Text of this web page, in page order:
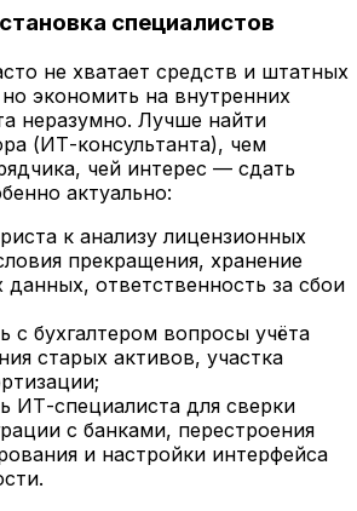
специалистов
не хватает средств и штатных
экономить на внутренних
неразумно. Лучше найти
(ИТ-консультанта), чем
чей интерес — сдать
актуально:
к анализу лицензионных
прекращения, хранение
данных, ответственность за сбои
с бухгалтером вопросы учёта
старых активов, участка
ИТ-специалиста для сверки
с банками, перестроения
и настройки интерфейса